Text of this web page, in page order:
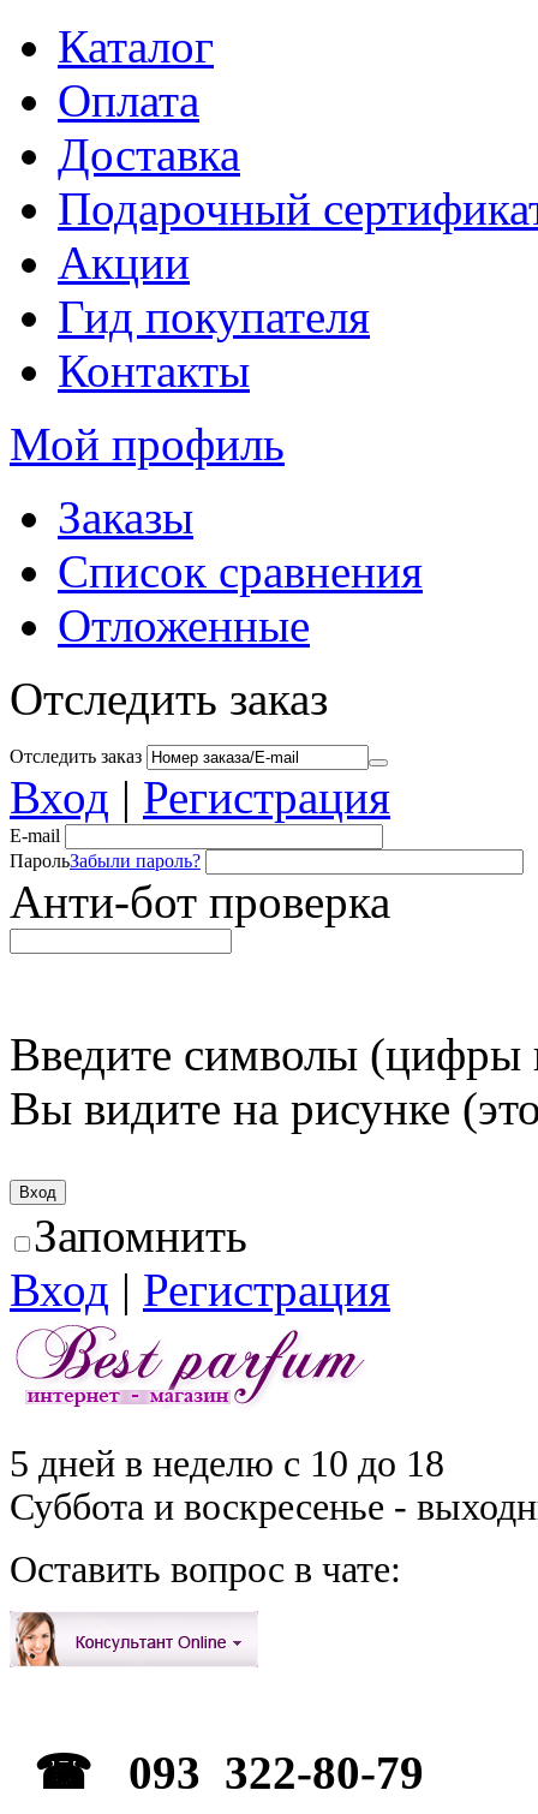
Каталог
Оплата
Доставка
Подарочный
Акции
Гид покупателя
Контакты
Мой профиль
Заказы
Список сравнения
Отложенные
Отследить заказ
Отследить заказ
Вход | Регистрация
E-mail
ПарольЗабыли пароль?
Анти-бот проверка
Введите символы (цифры
Вы видите на рисунке
Запомнить
Вход | Регистрация
5 дней в неделю с 10 до 18
Суббота и воскресенье -
Оставить вопрос в чате:
☎ 093 322-80-79